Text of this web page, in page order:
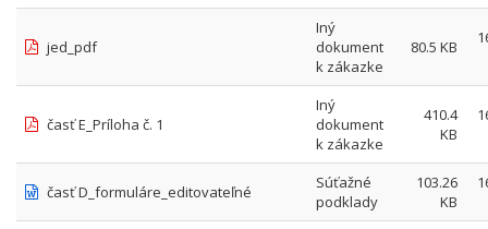
jed_pdf
Iný
dokument
k zákazke
80.5 KB
časť E_Príloha č. 1
Iný
dokument
k zákazke
410.4
KB
časť D_formuláre_editovateľné
Súťažné
podklady
103.26
KB